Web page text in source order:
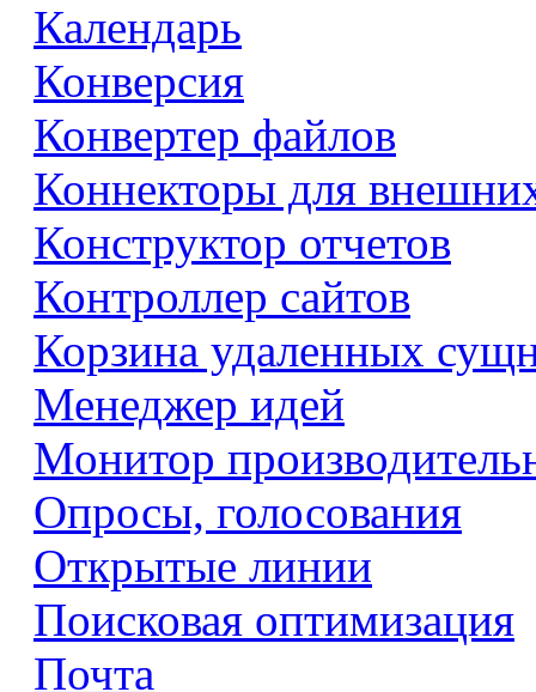
Календарь
Конверсия
Конвертер файлов
Коннекторы для
Конструктор отчетов
Контроллер сайтов
Корзина удаленных
Менеджер идей
Монитор
Опросы, голосования
Открытые линии
Поисковая оптимизация
Почта